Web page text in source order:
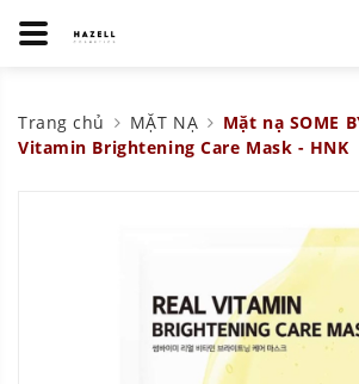
Trang chủ MẶT NẠ
Mặt nạ SOME
Vitamin Brightening Care Mask - HNK